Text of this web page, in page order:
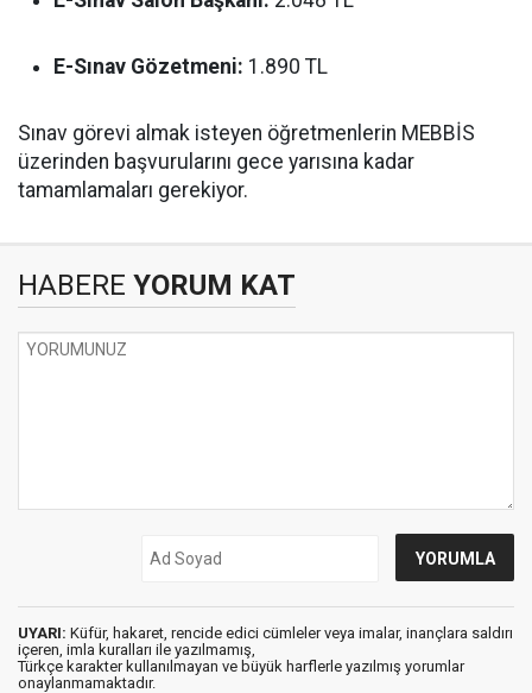
E-Sınav Gözetmeni: 1.890 TL
Sınav görevi almak isteyen öğretmenlerin MEBBİS
üzerinden başvurularını gece yarısına kadar
tamamlamaları gerekiyor.
HABERE YORUM KAT
UYARI: Küfür, hakaret, rencide edici cümleler veya imalar, inançlara saldırı
içeren, imla kuralları ile yazılmamış,
Türkçe karakter kullanılmayan ve büyük harflerle yazılmış yorumlar
onaylanmamaktadır.